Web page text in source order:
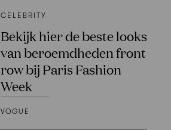
CELEBRITY
Bekijk hier de beste looks
van beroemdheden front
row bij Paris Fashion
Week
VOGUE